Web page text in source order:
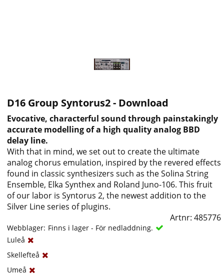
D16 Group Syntorus2 - Download
Evocative, characterful sound through painstakingly
accurate modelling of a high quality analog BBD
delay line.
With that in mind, we set out to create the ultimate
analog chorus emulation, inspired by the revered effects
found in classic synthesizers such as the Solina String
Ensemble, Elka Synthex and Roland Juno-106. This fruit
of our labor is Syntorus 2, the newest addition to the
Silver Line series of plugins.
Artnr:485776
Webblager: Finns i lager - För nedladdning.
Luleå
Skellefteå
Umeå